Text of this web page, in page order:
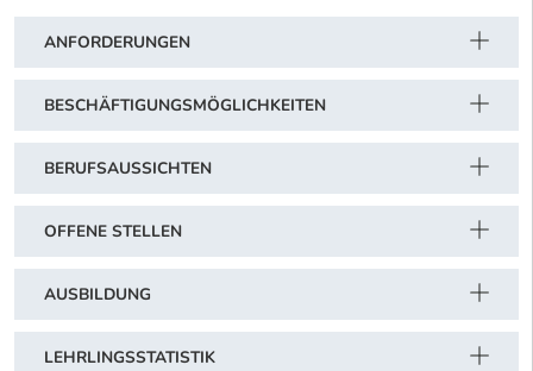
ANFORDERUNGEN
BESCHÄFTIGUNGSMÖGLICHKEITEN
BERUFSAUSSICHTEN
OFFENE STELLEN
AUSBILDUNG
LEHRLINGSSTATISTIK